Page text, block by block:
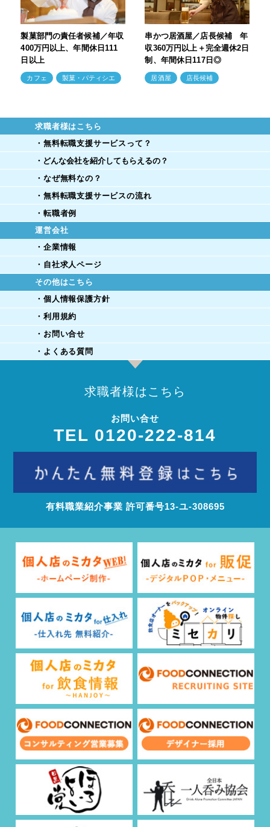
製菓部門の責任者候補／年収
400万円以上、年間休日111
日以上
カフェ 製菓・パティシエ
串かつ居酒屋／店長候補 年
収360万円以上＋完全週休2日
制、年間休日117日◎
居酒屋 店長候補
求職者様はこちら
・無料転職支援サービスって？
・どんな会社を紹介してもらえるの？
・なぜ無料なの？
・無料転職支援サービスの流れ
・転職者例
運営会社
・企業情報
・自社求人ページ
その他はこちら
・個人情報保護方針
・利用規約
・お問い合せ
・よくある質問
求職者様はこちら
お問い合せ
TEL 0120-222-814
有料職業紹介事業 許可番号13‐ユ‐308695